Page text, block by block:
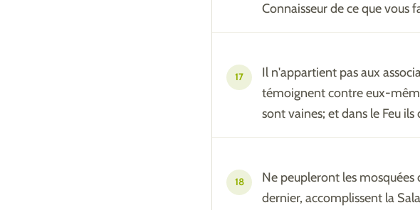
Connaisseur de ce que vous
17
Il n'appartient pas aux
témoignent contre eux-
sont vaines; et dans le Feu
18
Ne peupleront les mosquées
dernier, accomplissent la